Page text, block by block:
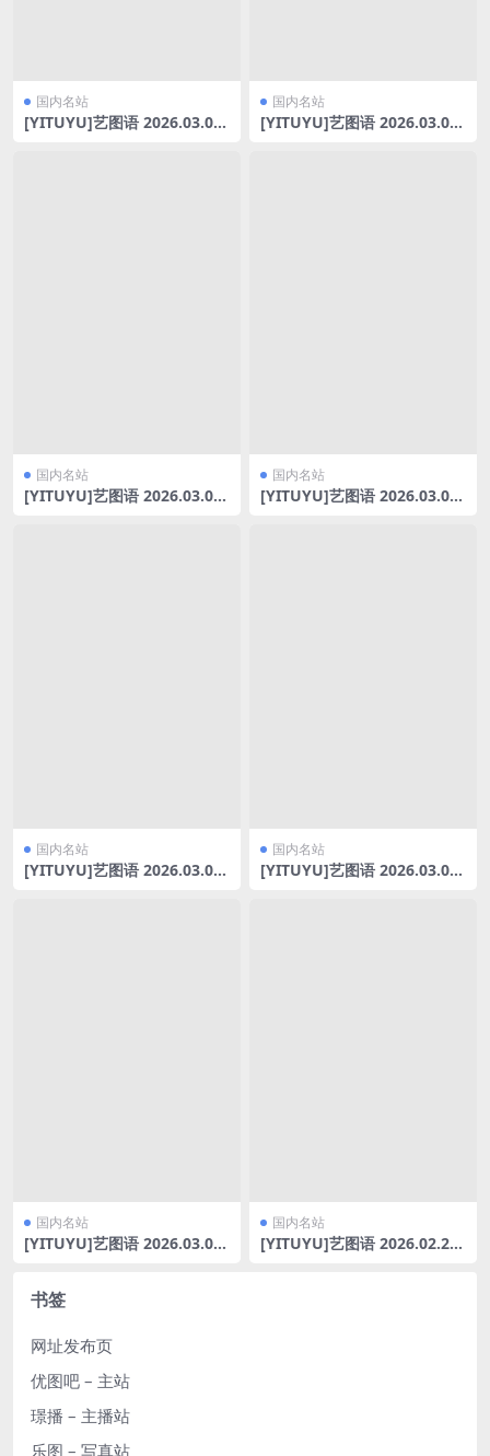
国内名站
[YITUYU]艺图语 2026.03.08
国内名站
[YITUYU]艺图语 2026.03.06
国内名站
[YITUYU]艺图语 2026.03.06
国内名站
[YITUYU]艺图语 2026.03.05
国内名站
[YITUYU]艺图语 2026.03.04
国内名站
[YITUYU]艺图语 2026.03.03
国内名站
[YITUYU]艺图语 2026.03.01
国内名站
[YITUYU]艺图语 2026.02.28
书签
网址发布页
优图吧 – 主站
璟播 – 主播站
乐图 – 写真站